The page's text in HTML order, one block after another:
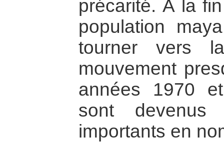
précarité. À la
population
tourner vers
mouvement
années 1970
sont
importants en